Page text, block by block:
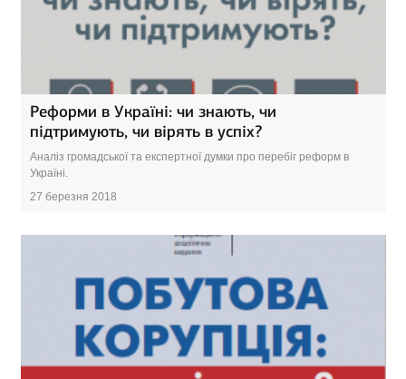
Реформи в Україні: чи знають, чи
підтримують, чи вірять в успіх?
Аналіз громадської та експертної думки про перебіг реформ в
Україні.
27 березня 2018